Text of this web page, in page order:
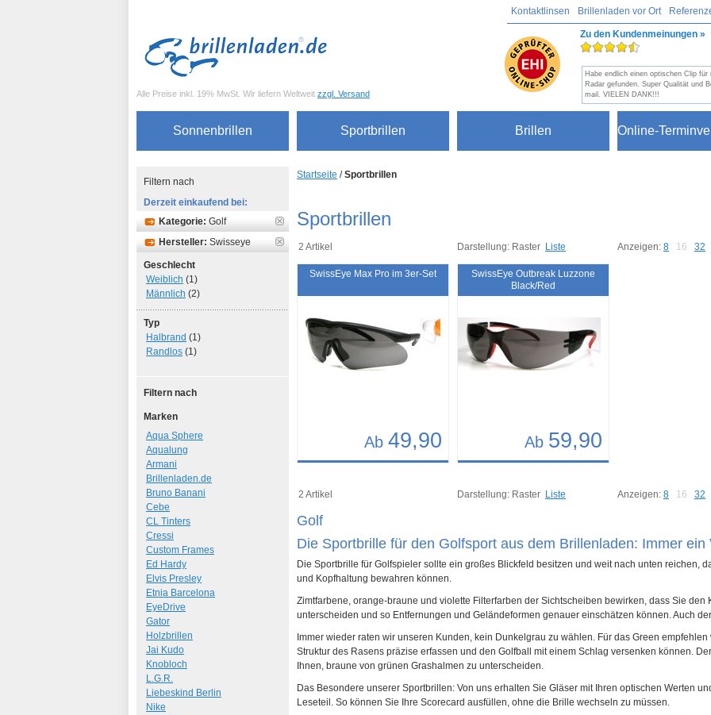
Kontaktlinsen Brillenladen vor Ort
Zu den Kundenmeinungen »
Habe endlich einen optischen Clip für
Radar gefunden. Super Qualität und
mail. VIELEN DANK!!!
Alle Preise inkl. 19% MwSt. Wir liefern Weltweit zzgl. Versand
Sonnenbrillen Sportbrillen Brillen Online-
Startseite /Sportbrillen
Sportbrillen
2 Artikel Anzeigen: 8 16 32
Darstellung: Raster Liste
SwissEye Max Pro im 3er-Set
Ab 49,90
Art.-Nr.: 6975
SwissEye Outbreak Luzzone
Black/Red
Ab 59,90
Art.-Nr.: 7017
2 Artikel Anzeigen: 8 16 32
Darstellung: Raster Liste
Golf
Die Sportbrille für den Golfsport aus dem Brillenladen: Immer ein
Die Sportbrille für Golfspieler sollte ein großes Blickfeld besitzen und weit nach unten reichen,
und Kopfhaltung bewahren können.
Zimtfarbene, orange-braune und violette Filterfarben der Sichtscheiben bewirken, dass Sie den
unterscheiden und so Entfernungen und Geländeformen genauer einschätzen können. Auch
Immer wieder raten wir unseren Kunden, kein Dunkelgrau zu wählen. Für das Green
Struktur des Rasens präzise erfassen und den Golfball mit einem Schlag versenken können.
Ihnen, braune von grünen Grashalmen zu unterscheiden.
Das Besondere unserer Sportbrillen: Von uns erhalten Sie Gläser mit Ihren optischen Werten
Leseteil. So können Sie Ihre Scorecard ausfüllen, ohne die Brille wechseln zu müssen.
Filtern nach
Derzeit einkaufend bei:
Kategorie: Golf
Hersteller: Swisseye
Geschlecht
Weiblich (1)
Männlich (2)
Typ
Halbrand (1)
Randlos (1)
Filtern nach
Marken
Aqua Sphere
Aqualung
Armani
Brillenladen.de
Bruno Banani
Cebe
CL Tinters
Cressi
Custom Frames
Ed Hardy
Elvis Presley
Etnia Barcelona
EyeDrive
Gator
Holzbrillen
Jai Kudo
Knobloch
L.G.R.
Liebeskind Berlin
Nike